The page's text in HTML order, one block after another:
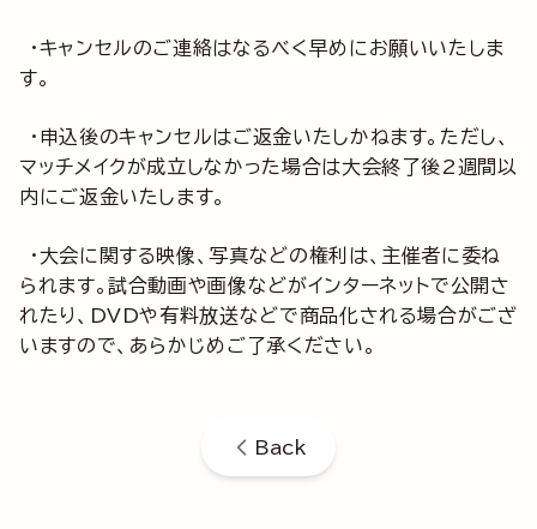
・キャンセルのご連絡はなるべく早めにお願いいたしま
す。
・申込後のキャンセルはご返金いたしかねます。ただし、
マッチメイクが成立しなかった場合は大会終了後2週間以
内にご返金いたします。
・大会に関する映像、写真などの権利は、主催者に委ね
られます。試合動画や画像などがインターネットで公開さ
れたり、DVDや有料放送などで商品化される場合がござ
いますので、あらかじめご了承ください。
Back